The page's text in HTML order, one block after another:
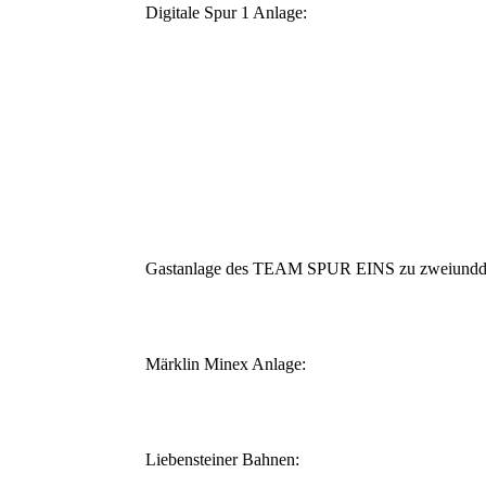
Digitale Spur 1 Anlage:
Gastanlage des TEAM SPUR EINS zu
Märklin Minex Anlage:
Liebensteiner Bahnen: